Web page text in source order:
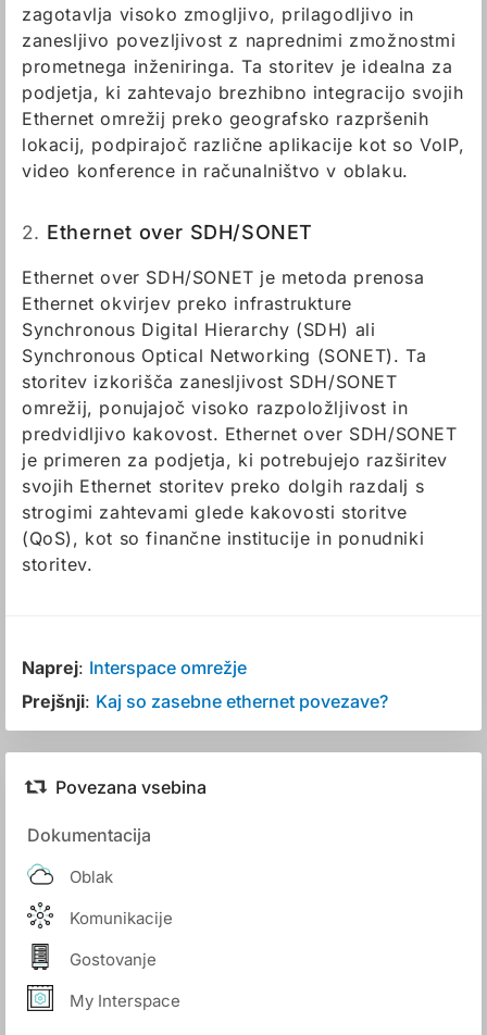
zagotavlja visoko zmogljivo, prilagodljivo in
zanesljivo povezljivost z naprednimi zmožnostmi
prometnega inženiringa. Ta storitev je idealna za
podjetja, ki zahtevajo brezhibno integracijo svojih
Ethernet omrežij preko geografsko razpršenih
lokacij, podpirajoč različne aplikacije kot so VoIP,
video konference in računalništvo v oblaku.
2. Ethernet over SDH/SONET
Ethernet over SDH/SONET je metoda prenosa
Ethernet okvirjev preko infrastrukture
Synchronous Digital Hierarchy (SDH) ali
Synchronous Optical Networking (SONET). Ta
storitev izkorišča zanesljivost SDH/SONET
omrežij, ponujajoč visoko razpoložljivost in
predvidljivo kakovost. Ethernet over SDH/SONET
je primeren za podjetja, ki potrebujejo razširitev
svojih Ethernet storitev preko dolgih razdalj s
strogimi zahtevami glede kakovosti storitve
(QoS), kot so finančne institucije in ponudniki
storitev.
Naprej: Interspace omrežje
Prejšnji: Kaj so zasebne ethernet povezave?
Povezana vsebina
Dokumentacija
Oblak
Komunikacije
Gostovanje
My Interspace